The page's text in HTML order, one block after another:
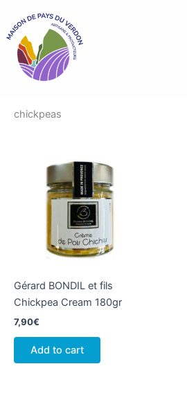
content
chickpeas
Gérard BONDIL et fils
Chickpea Cream 180gr
7,90€
Add to cart